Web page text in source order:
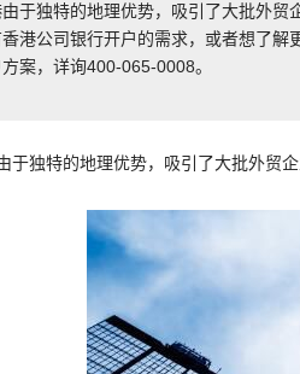
于独特的地理优势，吸引了大批外贸
港公司银行开户的需求，或者想了解
案，详询400-065-0008。
于独特的地理优势，吸引了大批外贸